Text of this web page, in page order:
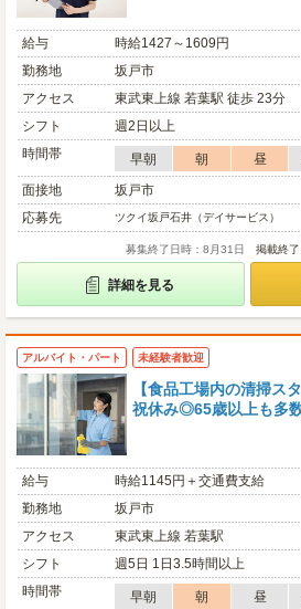
給与
時給1427～1609円
勤務地
坂戸市
アクセス
東武東上線 若葉駅 徒歩 23分
シフト
週2日以上
時間帯
早朝 朝 昼
面接地
坂戸市
応募先
ツクイ坂戸石井（デイサービス）
募集終了日時：8月31日 掲載終
詳細を見る
アルバイト・パート 未経験者歓迎
【食品工場内の清掃ス
祝休み◎65歳以上も多
給与
時給1145円＋交通費支給
勤務地
坂戸市
アクセス
東武東上線 若葉駅
シフト
週5日 1日3.5時間以上
時間帯
早朝 朝 昼